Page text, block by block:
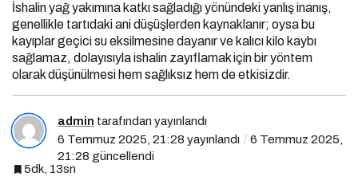
İshalin yağ yakımına katkı sağladığı yönündeki yanlış inanış,
genellikle tartıdaki ani düşüşlerden kaynaklanır; oysa bu
kayıplar geçici su eksilmesine dayanır ve kalıcı kilo kaybı
sağlamaz, dolayısıyla ishalin zayıflamak için bir yöntem
olarak düşünülmesi hem sağlıksız hem de etkisizdir.
admin tarafından yayınlandı
6 Temmuz 2025, 21:28 yayınlandı
6 Temmuz 2025,
21:28 güncellendi
5dk, 13sn